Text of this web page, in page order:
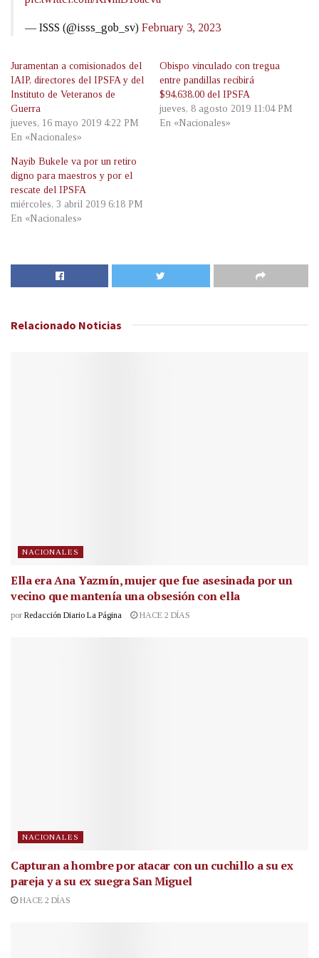
— ISSS (@isss_gob_sv) February 3, 2023
Juramentan a comisionados del
IAIP, directores del IPSFA y del
Instituto de Veteranos de
Guerra
jueves, 16 mayo 2019 4:22 PM
En «Nacionales»
Obispo vinculado con tregua
entre pandillas recibirá
$94,638.00 del IPSFA
jueves, 8 agosto 2019 11:04 PM
En «Nacionales»
Nayib Bukele va por un retiro
digno para maestros y por el
rescate del IPSFA
miércoles, 3 abril 2019 6:18 PM
En «Nacionales»
Relacionado Noticias
NACIONALES
Ella era Ana Yazmín, mujer que fue asesinada por un
vecino que mantenía una obsesión con ella
por Redacción Diario La Página HACE 2 DÍAS
NACIONALES
Capturan a hombre por atacar con un cuchillo a su ex
pareja y a su ex suegra San Miguel
HACE 2 DÍAS